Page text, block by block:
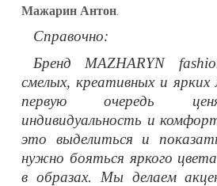
Мажарин Антон.
Справочно:
Бренд MAZHARYN
смелых, креативных и
первую очередь
индивидуальность и
это выделиться и
нужно бояться яркого
в образах. Мы делаем